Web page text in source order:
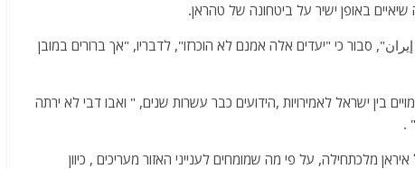
באופן ישיר על ביטחונה של טהראן.
סבור כי "יעדים אלה אמנם לא הוכרזו", לדבריו, "אך ברורים במובן
בין ישראל לאמירויות ,הידועים כבר עשרות שנים, " ואבו דבי לא ירתה
.
מלכתחילה, על פי מה שמומחים לענייני האזור מעריכים , כיוון